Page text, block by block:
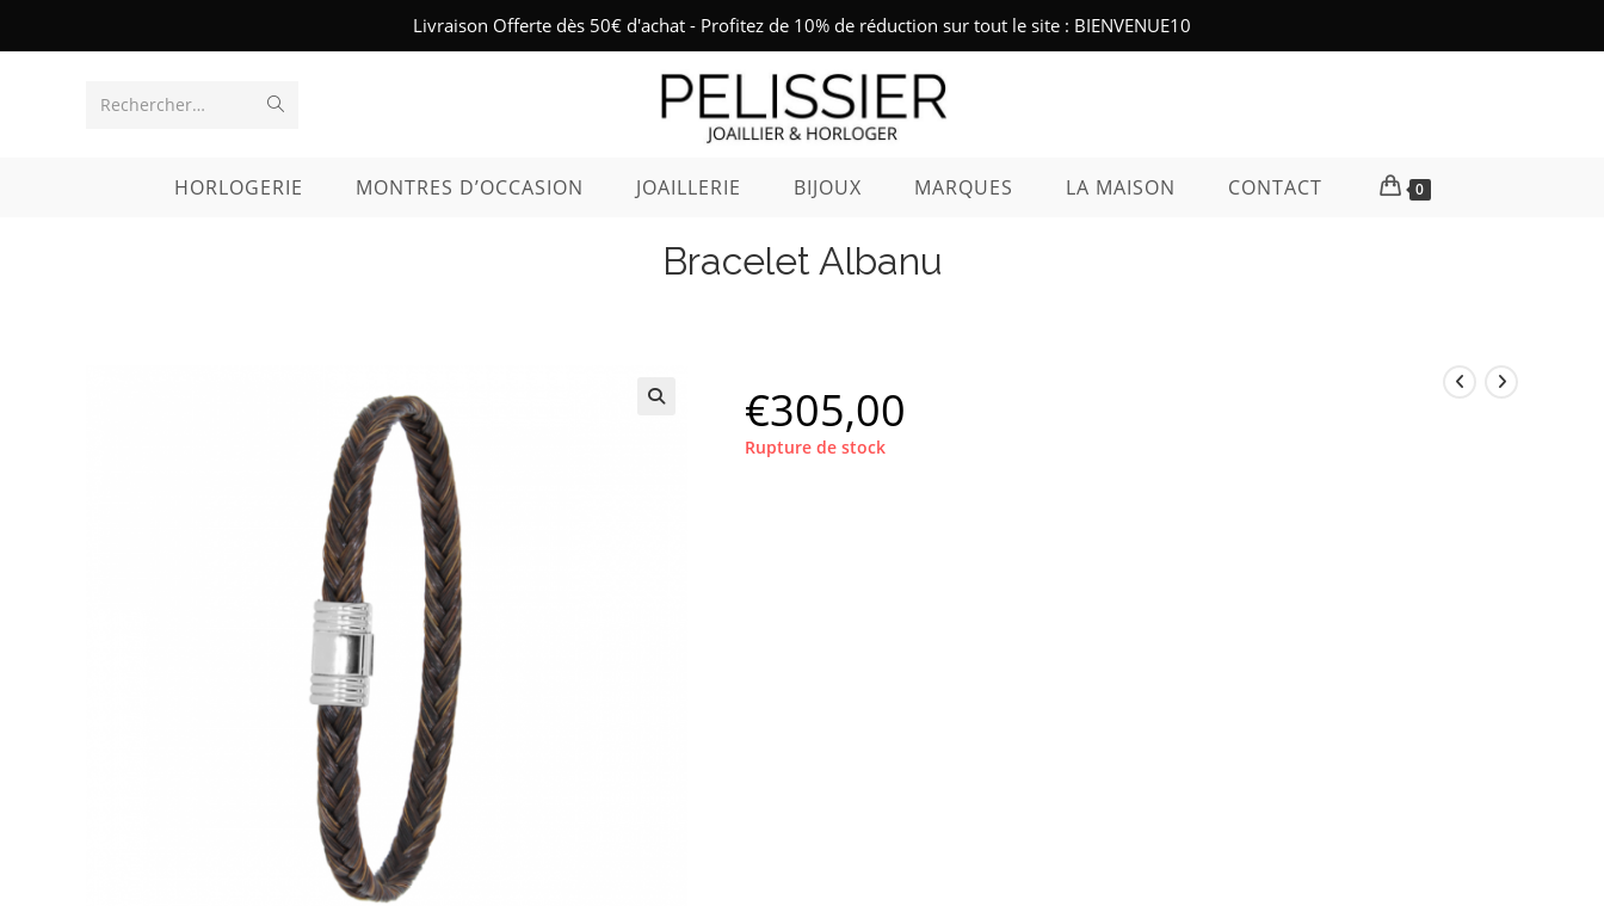
Livraison Offerte dès 50€ d'achat - Profitez de 10% de réduction sur tout le site : BIENVENUE10
Rechercher…
recherche
HORLOGERIE MONTRES D’OCCASION JOAILLERIE BIJOUX MARQUES LA MAISON CONTACT 0
Bracelet Albanu
€305,00
Rupture de stock